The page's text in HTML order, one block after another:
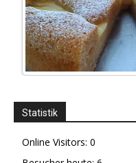
Statistik
Online Visitors: 0